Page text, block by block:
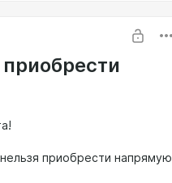
приобрести напрямую